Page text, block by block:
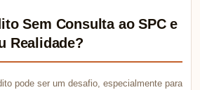
Sem Consulta ao SPC e
Realidade?
pode ser um desafio, especialmente para